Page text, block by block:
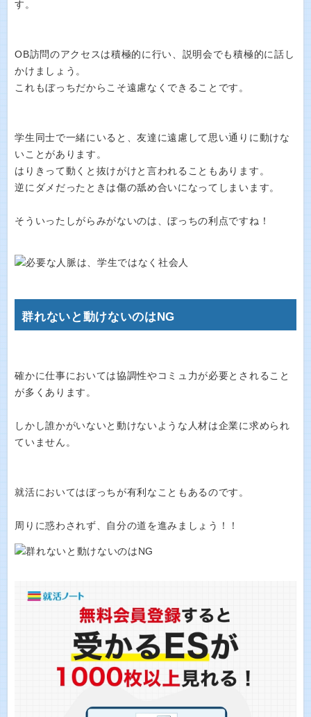
す。
OB訪問のアクセスは積極的に行い、説明会でも積極的に話し
かけましょう。
これもぼっちだからこそ遠慮なくできることです。
学生同士で一緒にいると、友達に遠慮して思い通りに動けな
いことがあります。
はりきって動くと抜けがけと言われることもあります。
逆にダメだったときは傷の舐め合いになってしまいます。
そういったしがらみがないのは、ぼっちの利点ですね！
群れないと動けないのはNG
確かに仕事においては協調性やコミュ力が必要とされること
が多くあります。
しかし誰かがいないと動けないような人材は企業に求められ
ていません。
就活においてはぼっちが有利なこともあるのです。
周りに惑わされず、自分の道を進みましょう！！